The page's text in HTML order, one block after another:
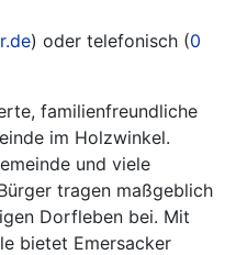
) oder telefonisch (0
familienfreundliche
im Holzwinkel.
und viele
tragen maßgeblich
Dorfleben bei. Mit
bietet Emersacker